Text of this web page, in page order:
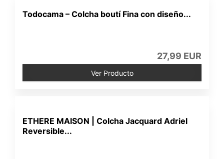
Todocama – Colcha boutí Fina con diseño...
27,99 EUR
Ver Producto
ETHERE MAISON | Colcha Jacquard Adriel
Reversible...